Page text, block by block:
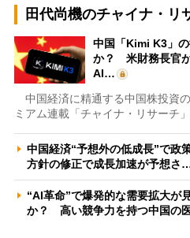
田代尚機のチャイナ・リ
中国「Kimi K3」
か？ 米財務長官
AI…
中国経済に精通する中国株投資
ミアム連載「チャイナ・リサーチ
中国経済“予想外の低成長”で
方針の修正で成長加速が予想さ
“AI革命”で爆発的な需要拡大が
か？ 高い競争力を持つ中国の